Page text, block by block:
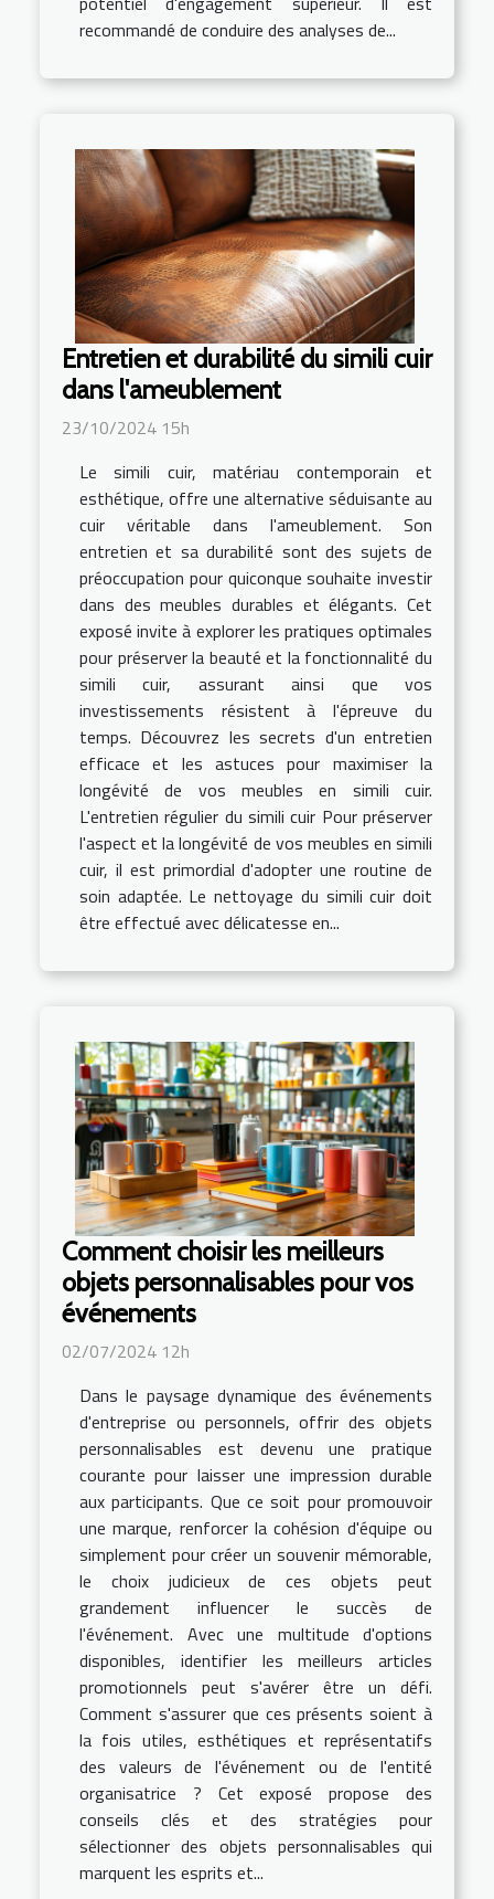
recommandé de conduire des analyses de...
Entretien et durabilité du simili cuir
dans l'ameublement
23/10/2024 15h
Le simili cuir, matériau contemporain et
esthétique, offre une alternative séduisante au
cuir véritable dans l'ameublement. Son
entretien et sa durabilité sont des sujets de
préoccupation pour quiconque souhaite investir
dans des meubles durables et élégants. Cet
exposé invite à explorer les pratiques optimales
pour préserver la beauté et la fonctionnalité du
simili cuir, assurant ainsi que vos
investissements résistent à l'épreuve du
temps. Découvrez les secrets d'un entretien
efficace et les astuces pour maximiser la
longévité de vos meubles en simili cuir.
L'entretien régulier du simili cuir Pour préserver
l'aspect et la longévité de vos meubles en simili
cuir, il est primordial d'adopter une routine de
soin adaptée. Le nettoyage du simili cuir doit
être effectué avec délicatesse en...
Comment choisir les meilleurs
objets personnalisables pour vos
événements
02/07/2024 12h
Dans le paysage dynamique des événements
d'entreprise ou personnels, offrir des objets
personnalisables est devenu une pratique
courante pour laisser une impression durable
aux participants. Que ce soit pour promouvoir
une marque, renforcer la cohésion d'équipe ou
simplement pour créer un souvenir mémorable,
le choix judicieux de ces objets peut
grandement influencer le succès de
l'événement. Avec une multitude d'options
disponibles, identifier les meilleurs articles
promotionnels peut s'avérer être un défi.
Comment s'assurer que ces présents soient à
la fois utiles, esthétiques et représentatifs
des valeurs de l'événement ou de l'entité
organisatrice ? Cet exposé propose des
conseils clés et des stratégies pour
sélectionner des objets personnalisables qui
marquent les esprits et...